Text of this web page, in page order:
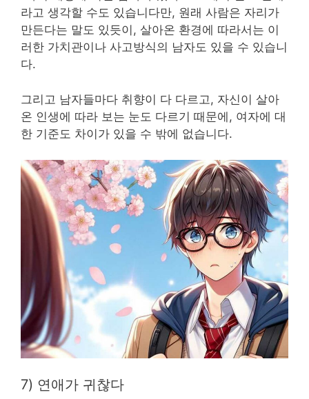
라고 생각할 수도 있습니다만, 원래 사람은 자리가
만든다는 말도 있듯이, 살아온 환경에 따라서는 이
러한 가치관이나 사고방식의 남자도 있을 수 있습니
다.
그리고 남자들마다 취향이 다 다르고, 자신이 살아
온 인생에 따라 보는 눈도 다르기 때문에, 여자에 대
한 기준도 차이가 있을 수 밖에 없습니다.
7) 연애가 귀찮다